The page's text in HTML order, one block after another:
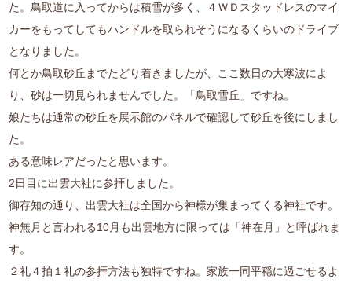
た。鳥取道に入ってからは積雪が多く、４ＷＤスタッドレスのマイ
カーをもってしてもハンドルを取られそうになるくらいのドライブ
となりました。
何とか鳥取砂丘までたどり着きましたが、ここ数日の大寒波によ
り、砂は一切見られませんでした。「鳥取雪丘」ですね。
娘たちは通常の砂丘を展示館のパネルで確認して砂丘を後にしまし
た。
ある意味レアだったと思います。
2日目に出雲大社に参拝しました。
御存知の通り、出雲大社は全国から神様が集まってくる神社です。
神無月と言われる10月も出雲地方に限っては「神在月」と呼ばれま
す。
２礼４拍１礼の参拝方法も独特ですね。家族一同平穏に過ごせるよ